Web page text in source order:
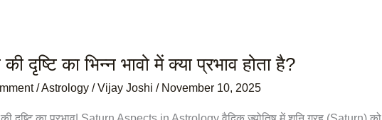
दृष्टि का भिन्न भावो में क्या प्रभाव होता है?
/Astrology/Vijay Joshi / November 10, 2025